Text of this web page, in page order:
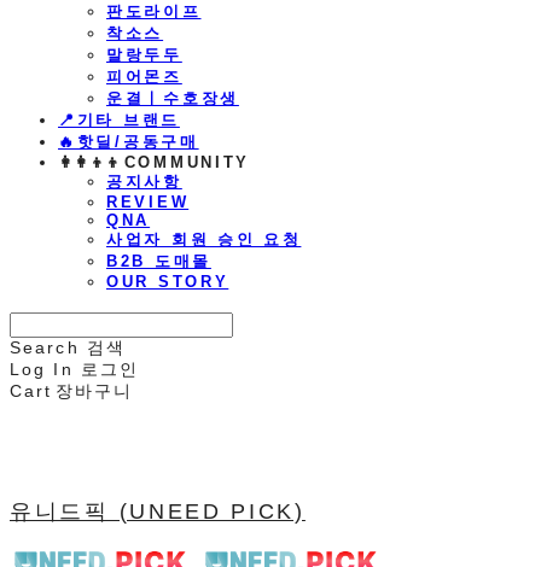
판도라이프
착소스
말랑두두
피어몬즈
운결ㅣ수호장생
📍기타 브랜드
🔥핫딜/공동구매
👩‍👩‍👦‍👦COMMUNITY
공지사항
REVIEW
QNA
사업자 회원 승인 요청
B2B 도매몰
OUR STORY
Search
검색
Log In
로그인
Cart 장바구니
유니드픽 (UNEED PICK)